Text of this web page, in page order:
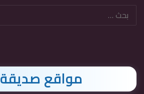
مواقع صديقة